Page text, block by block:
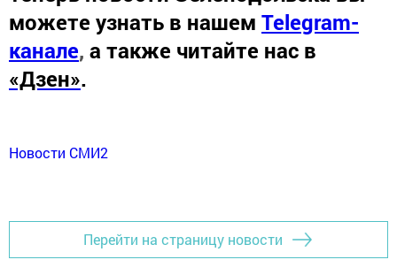
можете узнать в нашем Telegram-
канале, а также читайте нас в
«Дзен».
Новости СМИ2
Перейти на страницу новости